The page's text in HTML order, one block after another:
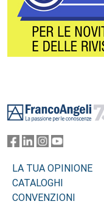
LA TUA OPINIONE
CATALOGHI
CONVENZIONI